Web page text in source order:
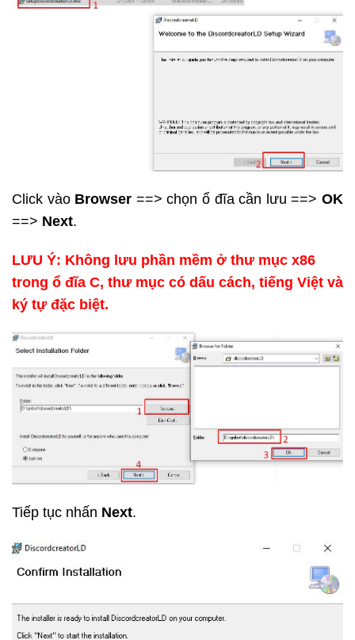
Click vào Browser ==> chọn ổ đĩa cần lưu ==>OK
==> Next.
LƯU Ý: Không lưu phần mềm ở thư mục x86
trong ổ đĩa C, thư mục có dấu cách, tiếng Việt và
ký tự đặc biệt.
Tiếp tục nhấn Next.